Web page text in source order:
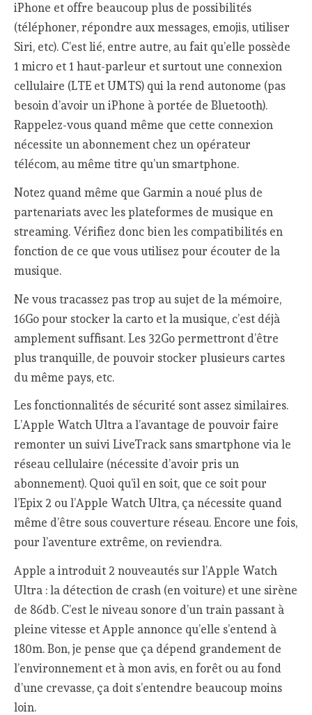
iPhone et offre beaucoup plus de possibilités
(téléphoner, répondre aux messages, emojis, utiliser
Siri, etc). C’est lié, entre autre, au fait qu’elle possède
1 micro et 1 haut-parleur et surtout une connexion
cellulaire (LTE et UMTS) qui la rend autonome (pas
besoin d’avoir un iPhone à portée de Bluetooth).
Rappelez-vous quand même que cette connexion
nécessite un abonnement chez un opérateur
télécom, au même titre qu’un smartphone.
Notez quand même que Garmin a noué plus de
partenariats avec les plateformes de musique en
streaming. Vérifiez donc bien les compatibilités en
fonction de ce que vous utilisez pour écouter de la
musique.
Ne vous tracassez pas trop au sujet de la mémoire,
16Go pour stocker la carto et la musique, c’est déjà
amplement suffisant. Les 32Go permettront d’être
plus tranquille, de pouvoir stocker plusieurs cartes
du même pays, etc.
Les fonctionnalités de sécurité sont assez similaires.
L’Apple Watch Ultra a l’avantage de pouvoir faire
remonter un suivi LiveTrack sans smartphone via le
réseau cellulaire (nécessite d’avoir pris un
abonnement). Quoi qu’il en soit, que ce soit pour
l’Epix 2 ou l’Apple Watch Ultra, ça nécessite quand
même d’être sous couverture réseau. Encore une fois,
pour l’aventure extrême, on reviendra.
Apple a introduit 2 nouveautés sur l’Apple Watch
Ultra : la détection de crash (en voiture) et une sirène
de 86db. C’est le niveau sonore d’un train passant à
pleine vitesse et Apple annonce qu’elle s’entend à
180m. Bon, je pense que ça dépend grandement de
l’environnement et à mon avis, en forêt ou au fond
d’une crevasse, ça doit s’entendre beaucoup moins
loin.